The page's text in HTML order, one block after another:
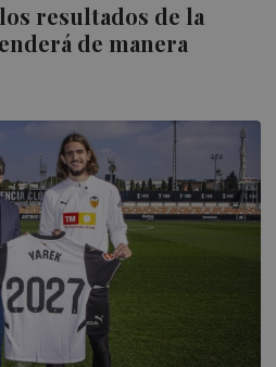
resultados de la
de manera